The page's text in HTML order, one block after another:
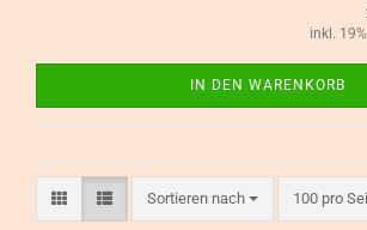
inkl.
IN DEN WARENKORB
Sortieren nach
Sortieren nach 100 pro
pro Seite